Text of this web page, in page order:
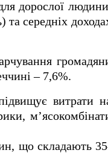
дорослої
та середніх
– 7,6%.
витрати
що складають